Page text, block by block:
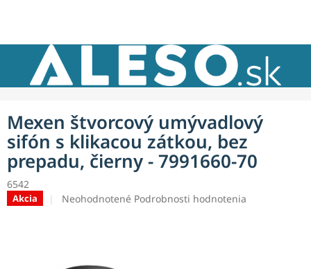
Mexen štvorcový umývadlový
sifón s klikacou zátkou, bez
prepadu, čierny - 7991660-70
6542
Akcia
Priemerné
Neohodnotené Podrobnosti hodnotenia